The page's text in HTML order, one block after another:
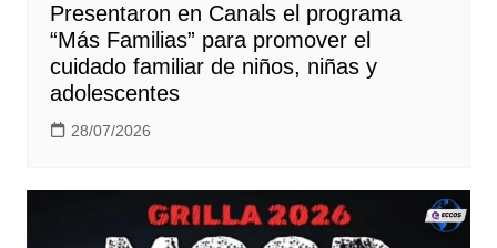
Presentaron en Canals el programa
“Más Familias” para promover el
cuidado familiar de niños, niñas y
adolescentes
28/07/2026